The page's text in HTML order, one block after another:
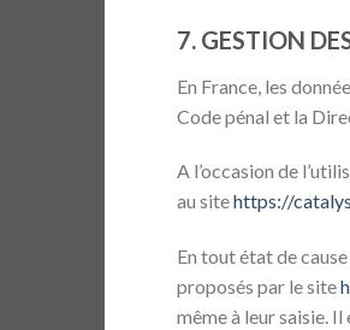
7. GESTION
En France, les
Code pénal et la
A l’occasion de
au sitehttps://
En tout état de
proposés par le site
même à leur saisie.